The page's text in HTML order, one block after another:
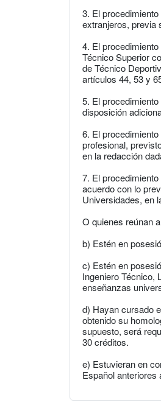
3. El
extranjeros, previa
4. El
Técnico Superior
de Técnico
artículos 44, 53 y
5. El
disposición
6. El
profesional,
en la redacción
7. El
acuerdo con lo
Universidades, en
O quienes reúnan
b) Estén en
c) Estén en
Ingeniero Técnico,
enseñanzas
d) Hayan cursado
obtenido su
supuesto, será
30 créditos.
e) Estuvieran en
Español anteriores